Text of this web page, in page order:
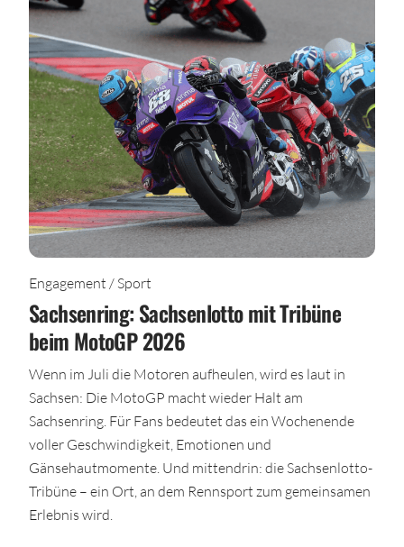
Engagement / Sport
Sachsenring: Sachsenlotto mit Tribüne
beim MotoGP 2026
Wenn im Juli die Motoren aufheulen, wird es laut in
Sachsen: Die MotoGP macht wieder Halt am
Sachsenring. Für Fans bedeutet das ein Wochenende
voller Geschwindigkeit, Emotionen und
Gänsehautmomente. Und mittendrin: die Sachsenlotto-
Tribüne – ein Ort, an dem Rennsport zum gemeinsamen
Erlebnis wird.